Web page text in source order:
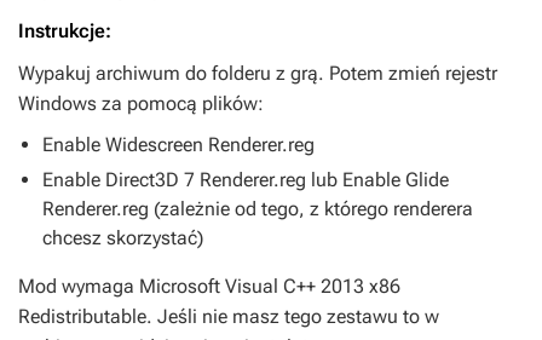
Instrukcje:
Wypakuj archiwum do folderu z grą. Potem zmień rejestr
Windows za pomocą plików:
Enable Widescreen Renderer.reg
Enable Direct3D 7 Renderer.reg lub Enable Glide
Renderer.reg (zależnie od tego, z którego renderera
chcesz skorzystać)
Mod wymaga Microsoft Visual C++ 2013 x86
Redistributable. Jeśli nie masz tego zestawu to w